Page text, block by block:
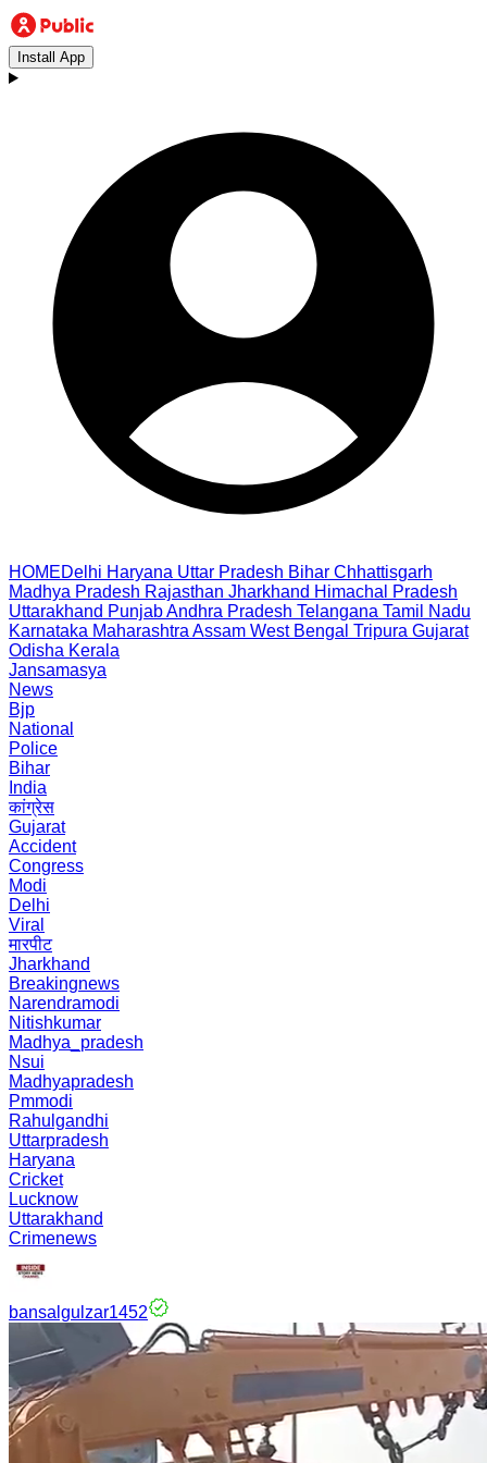
Install App
HOMEDelhi Haryana Uttar Pradesh Bihar Chhattisgarh
Madhya Pradesh Rajasthan Jharkhand Himachal Pradesh
Uttarakhand PunjabAndhra Pradesh Telangana Tamil Nadu
Karnataka Maharashtra Assam West Bengal Tripura Gujarat
Odisha Kerala
Jansamasya
News
Bjp
National
Police
Bihar
India
कांग्रेस
Gujarat
Accident
Congress
Modi
Delhi
Viral
मारपीट
Jharkhand
Breakingnews
Narendramodi
Nitishkumar
Madhya_pradesh
Nsui
Madhyapradesh
Pmmodi
Rahulgandhi
Uttarpradesh
Haryana
Cricket
Lucknow
Uttarakhand
Crimenews
bansalgulzar1452